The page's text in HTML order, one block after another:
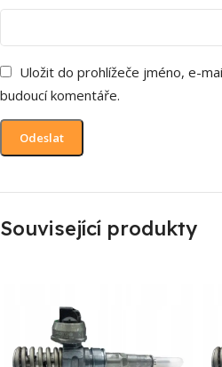
Uložit do prohlížeče jméno, e-
budoucí komentáře.
Související produkty